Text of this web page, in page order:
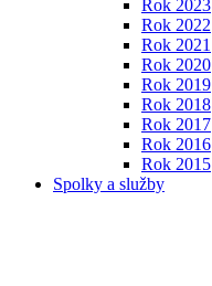
Rok 2023
Rok 2022
Rok 2021
Rok 2020
Rok 2019
Rok 2018
Rok 2017
Rok 2016
Rok 2015
Spolky a služby